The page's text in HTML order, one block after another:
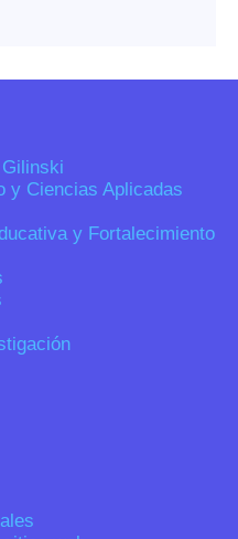
y Ciencias Aplicadas
y Fortalecimiento